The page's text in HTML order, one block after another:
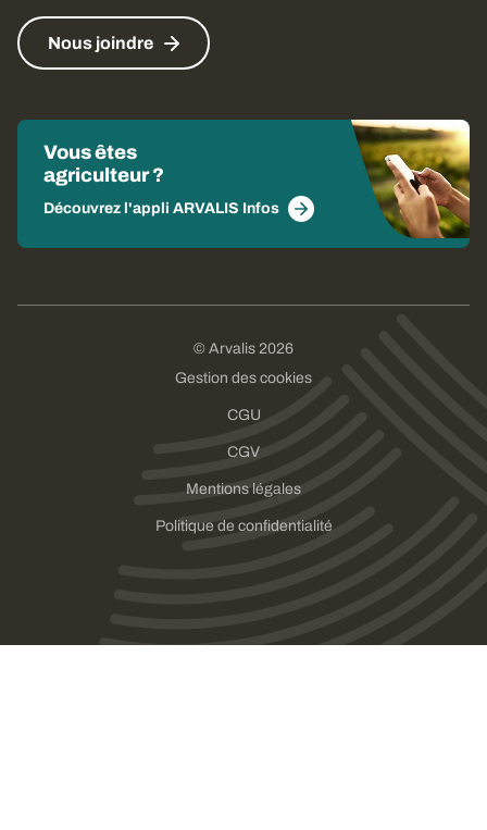
Nous joindre
Vous êtes
agriculteur ?
Découvrez l'appli ARVALIS Infos
© Arvalis 2026
Gestion des cookies
CGU
CGV
Mentions légales
Politique de confidentialité